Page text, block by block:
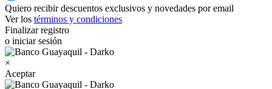
Quiero recibir descuentos exclusivos y novedades por email
Ver los términos y condiciones
Finalizar registro
o iniciar sesión
×
Aceptar